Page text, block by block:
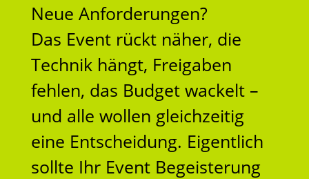
Neue Anforderungen?
Das Event rückt näher, die
Technik hängt, Freigaben
fehlen, das Budget wackelt –
und alle wollen gleichzeitig
eine Entscheidung. Eigentlich
sollte Ihr Event Begeisterung